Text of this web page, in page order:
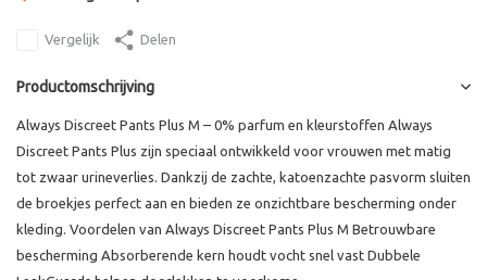
Vergelijk Delen
Productomschrijving
Always Discreet Pants Plus M – 0% parfum en kleurstoffen Always
Discreet Pants Plus zijn speciaal ontwikkeld voor vrouwen met matig
tot zwaar urineverlies. Dankzij de zachte, katoenzachte pasvorm sluiten
de broekjes perfect aan en bieden ze onzichtbare bescherming onder
kleding. Voordelen van Always Discreet Pants Plus M Betrouwbare
bescherming Absorberende kern houdt vocht snel vast Dubbele